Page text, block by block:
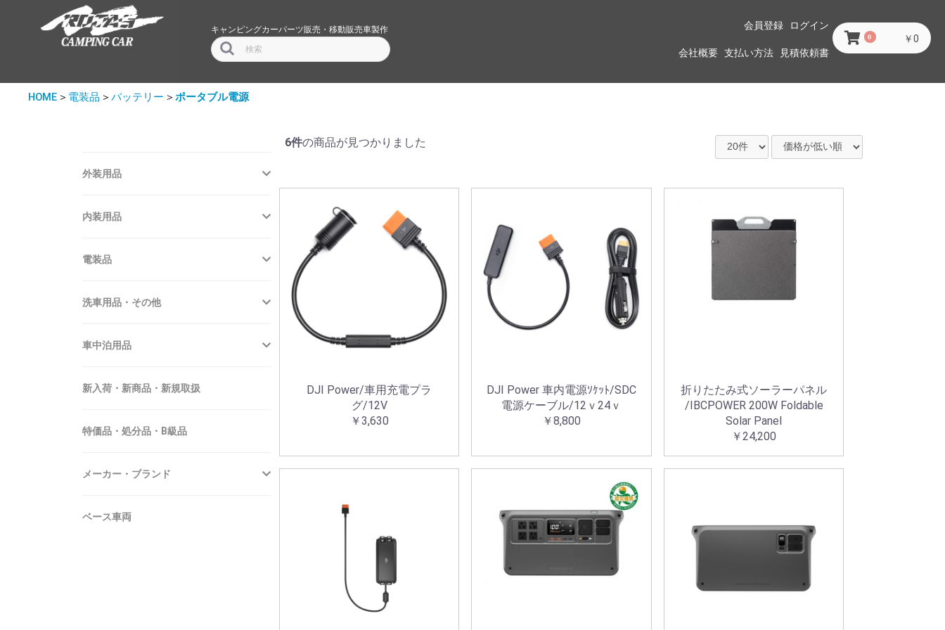
キャンピングカーパーツ販売・移動販売車製作 会員登録 ログイン
会社概要 支払い方法 見積依頼書
0 ￥0
HOME ＞ 電装品 ＞ バッテリー ＞ ポータブル電源
外装用品
内装用品
電装品
洗車用品・その他
車中泊用品
新入荷・新商品・新規取扱
特価品・処分品・B級品
メーカー・ブランド
ベース車両
6件の商品が見つかりました
DJI Power/車用充電プラ
グ/12V
￥3,630
DJI Power 車内電源ｿｹｯﾄ/SDC
電源ケーブル/12ｖ24ｖ
￥8,800
折りたたみ式ソーラーパネル
/IBCPOWER 200W Foldable
Solar Panel
￥24,200